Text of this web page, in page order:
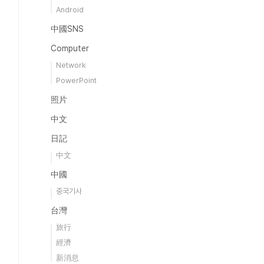
Android
中國SNS
Computer
Network
PowerPoint
照片
中文
日記
中文
中國
중국기사
台灣
旅行
經濟
新消息